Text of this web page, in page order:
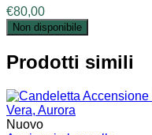
€80,00
Non disponibile
Prodotti simili
Nuovo